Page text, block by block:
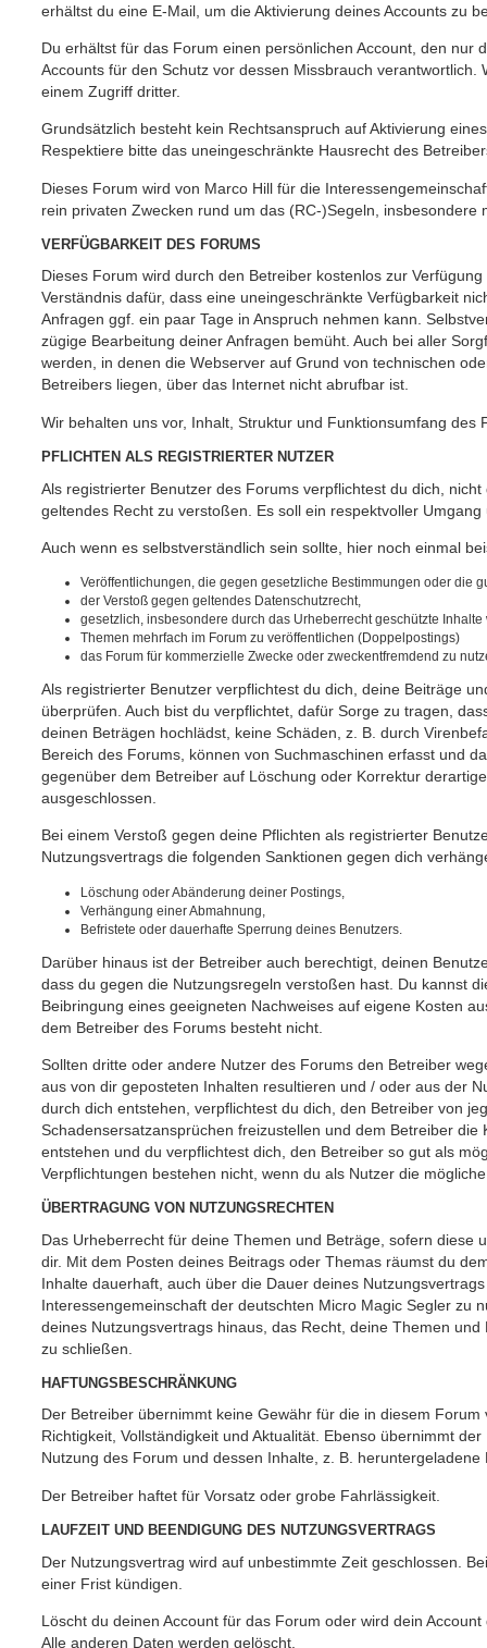
erhältst du eine E-Mail, um die Aktivierung deines Accounts zu
Du erhältst für das Forum einen persönlichen Account, den nur
Accounts für den Schutz vor dessen Missbrauch
einem Zugriff dritter.
Grundsätzlich besteht kein Rechtsanspruch auf Aktivierung
Respektiere bitte das uneingeschränkte Hausrecht des
Dieses Forum wird von Marco Hill für die
rein privaten Zwecken rund um das (RC-)Segeln, insbesondere
VERFÜGBARKEIT DES FORUMS
Dieses Forum wird durch den Betreiber kostenlos zur
Verständnis dafür, dass eine uneingeschränkte Verfügbarkeit
Anfragen ggf. ein paar Tage in Anspruch nehmen kann.
zügige Bearbeitung deiner Anfragen bemüht. Auch bei aller
werden, in denen die Webserver auf Grund von technischen
Betreibers liegen, über das Internet nicht abrufbar ist.
Wir behalten uns vor, Inhalt, Struktur und Funktionsumfang
PFLICHTEN ALS REGISTRIERTER NUTZER
Als registrierter Benutzer des Forums verpflichtest du dich,
geltendes Recht zu verstoßen. Es soll ein respektvoller
Auch wenn es selbstverständlich sein sollte, hier noch einmal
Veröffentlichungen, die gegen gesetzliche Bestimmungen oder die
der Verstoß gegen geltendes Datenschutzrecht,
gesetzlich, insbesondere durch das Urheberrecht geschützte
Themen mehrfach im Forum zu veröffentlichen (Doppelpostings)
das Forum für kommerzielle Zwecke oder zweckentfremdend zu
Als registrierter Benutzer verpflichtest du dich, deine Beiträge
überprüfen. Auch bist du verpflichtet, dafür Sorge zu tragen,
deinen Beträgen hochlädst, keine Schäden, z. B. durch
Bereich des Forums, können von Suchmaschinen erfasst und
gegenüber dem Betreiber auf Löschung oder Korrektur
ausgeschlossen.
Bei einem Verstoß gegen deine Pflichten als registrierter
Nutzungsvertrags die folgenden Sanktionen gegen dich
Löschung oder Abänderung deiner Postings,
Verhängung einer Abmahnung,
Befristete oder dauerhafte Sperrung deines Benutzers.
Darüber hinaus ist der Betreiber auch berechtigt, deinen
dass du gegen die Nutzungsregeln verstoßen hast. Du kannst
Beibringung eines geeigneten Nachweises auf eigene Kosten
dem Betreiber des Forums besteht nicht.
Sollten dritte oder andere Nutzer des Forums den Betreiber
aus von dir geposteten Inhalten resultieren und / oder aus der
durch dich entstehen, verpflichtest du dich, den Betreiber von
Schadensersatzansprüchen freizustellen und dem Betreiber
entstehen und du verpflichtest dich, den Betreiber so gut als
Verpflichtungen bestehen nicht, wenn du als Nutzer die
ÜBERTRAGUNG VON NUTZUNGSRECHTEN
Das Urheberrecht für deine Themen und Beträge, sofern diese
dir. Mit dem Posten deines Beitrags oder Themas räumst du
Inhalte dauerhaft, auch über die Dauer deines
Interessengemeinschaft der deutschten Micro Magic Segler zu
deines Nutzungsvertrags hinaus, das Recht, deine Themen
zu schließen.
HAFTUNGSBESCHRÄNKUNG
Der Betreiber übernimmt keine Gewähr für die in diesem
Richtigkeit, Vollständigkeit und Aktualität. Ebenso übernimmt
Nutzung des Forum und dessen Inhalte, z. B.
Der Betreiber haftet für Vorsatz oder grobe Fahrlässigkeit.
LAUFZEIT UND BEENDIGUNG DES NUTZUNGSVERTRAGS
Der Nutzungsvertrag wird auf unbestimmte Zeit geschlossen.
einer Frist kündigen.
Löscht du deinen Account für das Forum oder wird dein
Alle anderen Daten werden gelöscht.